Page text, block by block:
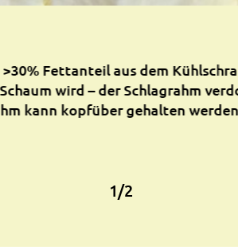
Fettanteil aus dem
wird – der Schlagrahm
kann kopfüber gehalten
1/2